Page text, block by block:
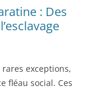
: Des
rares exceptions,
fléau social. Ces